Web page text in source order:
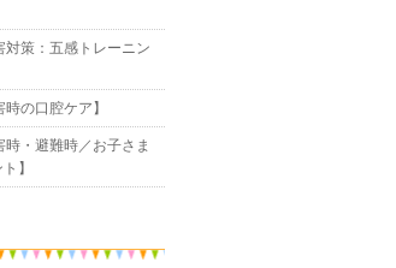
策：五感トレーニン
の口腔ケア】
・避難時／お子さま
】